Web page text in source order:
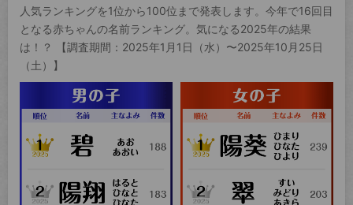
人気ランキングを1位から100位まで発表します。今年で16回目
となる赤ちゃんの名前ランキング。気になる2025年の結果
は！？ 【調査期間：2025年1月1日（水）〜2025年10月25日
（土）】